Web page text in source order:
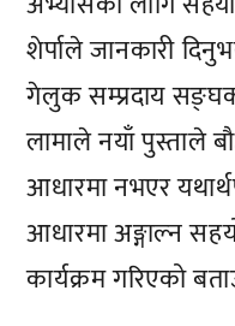
शेर्पाले जानकारी
गेलुक सम्प्रदाय
लामाले नयाँ पुस्ताले
आधारमा नभएर
आधारमा अङ्गाल्न
कार्यक्रम गरिएको